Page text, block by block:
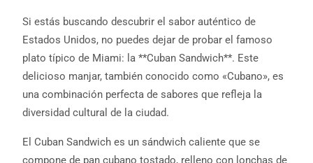
Si estás buscando descubrir el sabor auténtico de
Estados Unidos, no puedes dejar de probar el famoso
plato típico de Miami: la **Cuban Sandwich**. Este
delicioso manjar, también conocido como «Cubano», es
una combinación perfecta de sabores que refleja la
diversidad cultural de la ciudad.
El Cuban Sandwich es un sándwich caliente que se
compone de pan cubano tostado, relleno con lonchas de